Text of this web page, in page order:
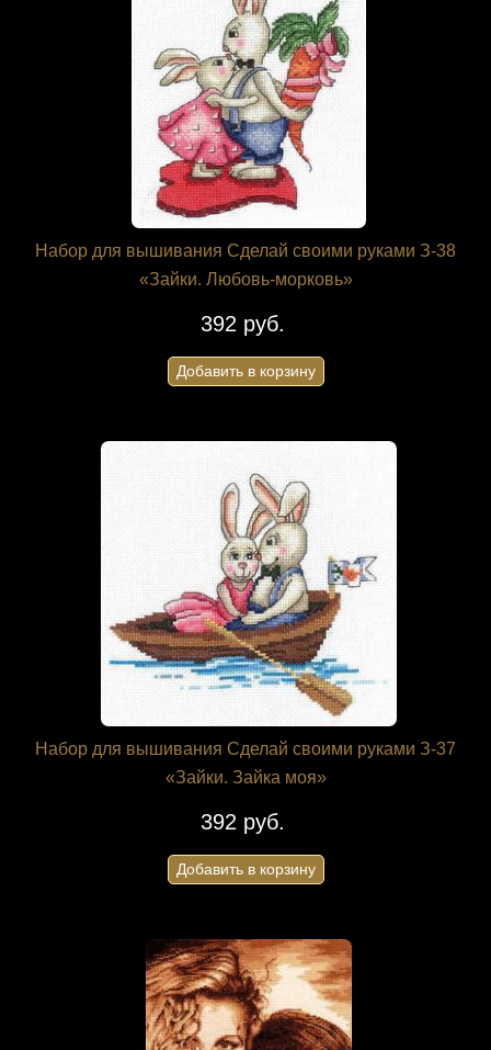
Набор для вышивания Сделай своими руками З-38
«Зайки. Любовь-морковь»
392 руб.
Добавить в корзину
Набор для вышивания Сделай своими руками З-37
«Зайки. Зайка моя»
392 руб.
Добавить в корзину